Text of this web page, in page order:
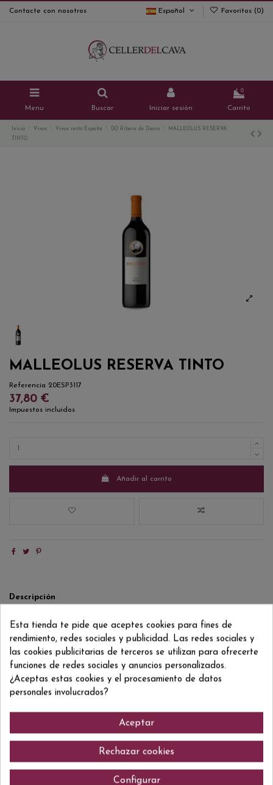
Contacte con nosotros Español Favoritos (0)
Menu Buscar Iniciar sesión
0
Carrito
Inicio Vinos Vinos resto España DO Ribera de Duero
MALLEOLUS RESERVA
TINTO
MALLEOLUS RESERVA TINTO
Referencia 20ESP3117
37,80 €
Impuestos incluidos
Añadir al carrito
Descripción
Detalles del producto
Reviews(0)
100% Tempranillo
Esta tienda te pide que aceptes cookies para fines de
rendimiento, redes sociales y publicidad. Las redes sociales y
las cookies publicitarias de terceros se utilizan para ofrecerte
funciones de redes sociales y anuncios personalizados.
¿Aceptas estas cookies y el procesamiento de datos
personales involucrados?
Aceptar
Rechazar cookies
Configurar